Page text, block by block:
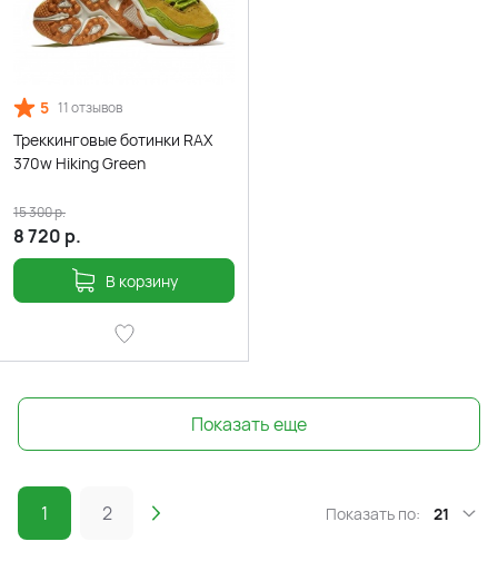
5 11 отзывов
Треккинговые ботинки RAX
370w Hiking Green
8 720 р.
15 300р.
В корзину
Показать еще
1 2 Показать по: 21